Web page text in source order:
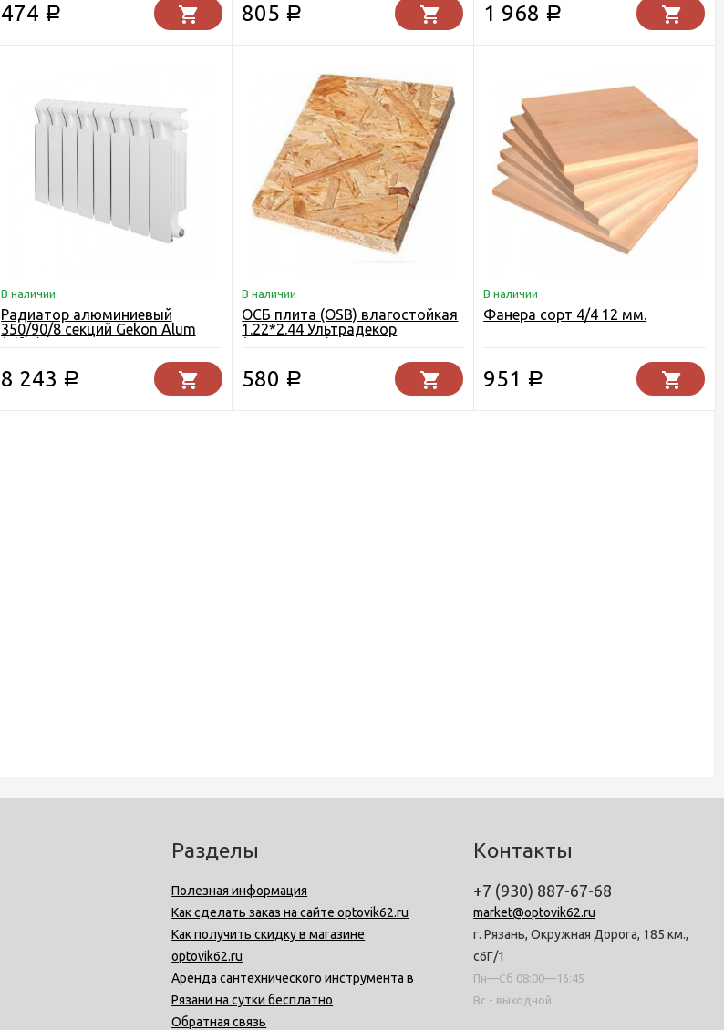
474 Р 805 Р 1 968 Р
В наличии
Радиатор алюминиевый
350/90/8 секций Gekon Alum
(Rifar)
8 243 Р
В наличии
ОСБ плита (OSB) влагостойкая
1.22*2.44 Ультрадекор
(Кроношпан) Егорьевск 9 мм.
580 Р
В наличии
Фанера сорт 4/4 12 мм.
951 Р
Разделы
Полезная информация
Как сделать заказ на сайте optovik62.ru
Как получить скидку в магазине
optovik62.ru
Аренда сантехнического инструмента в
Рязани на сутки бесплатно
Обратная связь
Контакты
+7 (930) 887-67-68
market@optovik62.ru
г. Рязань, Окружная Дорога, 185 км.,
с6Г/1
Пн—Сб 08:00—16:45
Вс - выходной